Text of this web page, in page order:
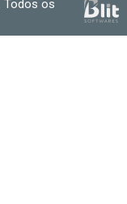
Todos os